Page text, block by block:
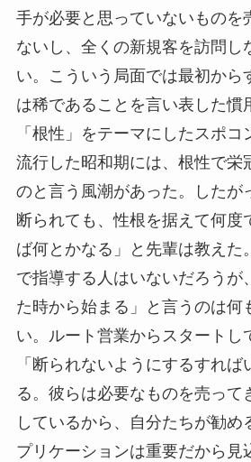
手が必要と思っていないものを
ないし、全くの新規客を訪問し
い。こういう局面では最初から
は稀であることを言い表した慣
「根性」をテーマにしたスポ
流行した昭和期には、根性で栄
のと言う風潮があった。したが
断られても、性根を据えて何度
ば何とかなる」と先輩は教えた
で指導する人はいないだろうが
た時から始まる」と言うのは何
い。ルート営業からスタートし
「断られないようにするすれば
る。彼らは必要なものを売って
しているから、自分たちが勧め
プリケーションは重要だから見